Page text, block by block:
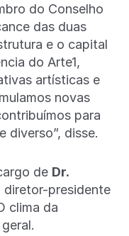
do Conselho
das duas
e o capital
do Arte1,
artísticas e
novas
para
diverso”, disse.
de Dr.
diretor-presidente
clima da